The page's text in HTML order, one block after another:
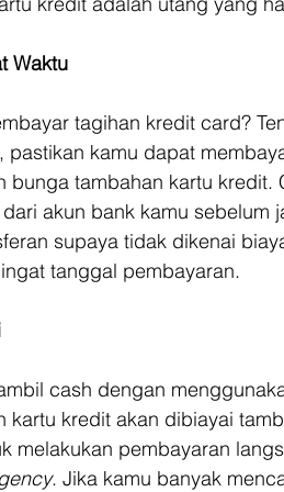
Waktu
tagihan kredit card?
pastikan kamu dapat
bunga tambahan kartu
akun bank kamu sebelum
supaya tidak dikenai
tanggal pembayaran.
cash dengan
kartu kredit akan dibiayai
melakukan pembayaran
. Jika kamu banyak